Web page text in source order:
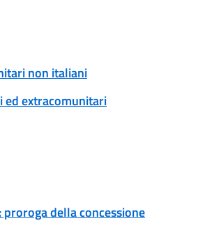
non italiani
ed extracomunitari
della concessione